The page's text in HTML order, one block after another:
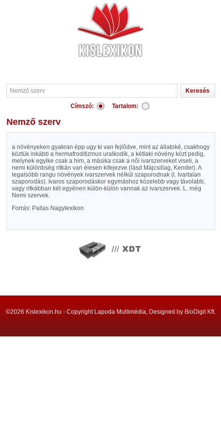
Címszó: Tartalom:
Nemző szerv
a növényeken gyakran épp ugy ki van fejlődve, mint az állatoké, csakhogy
köztük inkább a hermafroditizmus uralkodik, a kétlaki növény közt pedig,
melynek egyike csak a him, a másika csak a női ivarszerveket viseli, a
nemi különbség ritkán van élesen kifejezve (lásd Májcsillag, Kender). A
legalsóbb rangu növények ivarszervek nélkül szaporodnak (l. Ivartalan
szaporodás). Ivaros szaporodáskor egymáshoz közelebb vagy távolabb,
vagy ritkábban két egyénen külön-külön vannak az ivarszervek. L. még
Nemi szervek.
Forrás: Pallas Nagylexikon
©2026 Kislexikon.hu - Copyright Lapoda Multimédia, Designed by BioDigit Kft.